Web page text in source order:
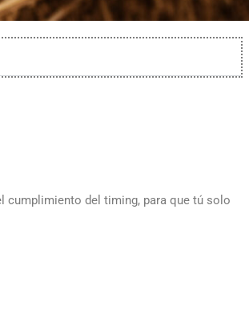
cumplimiento del timing, para que tú solo